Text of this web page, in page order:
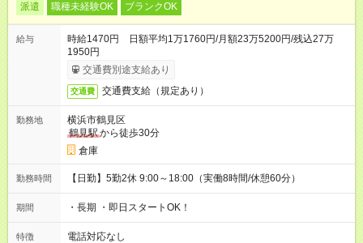
派遣 職種未経験OK ブランクOK
給与
時給1470円 日額平均1万1760円/月額23万5200円/残込27万
1950円
交通費別途支給あり
交通費 交通費支給（規定あり）
勤務地
横浜市鶴見区
鶴見駅から徒歩30分
倉庫
勤務時間 【日勤】5勤2休 9:00～18:00（実働8時間/休憩60分）
期間 ・長期 ・即日スタートOK！
特徴 電話対応なし